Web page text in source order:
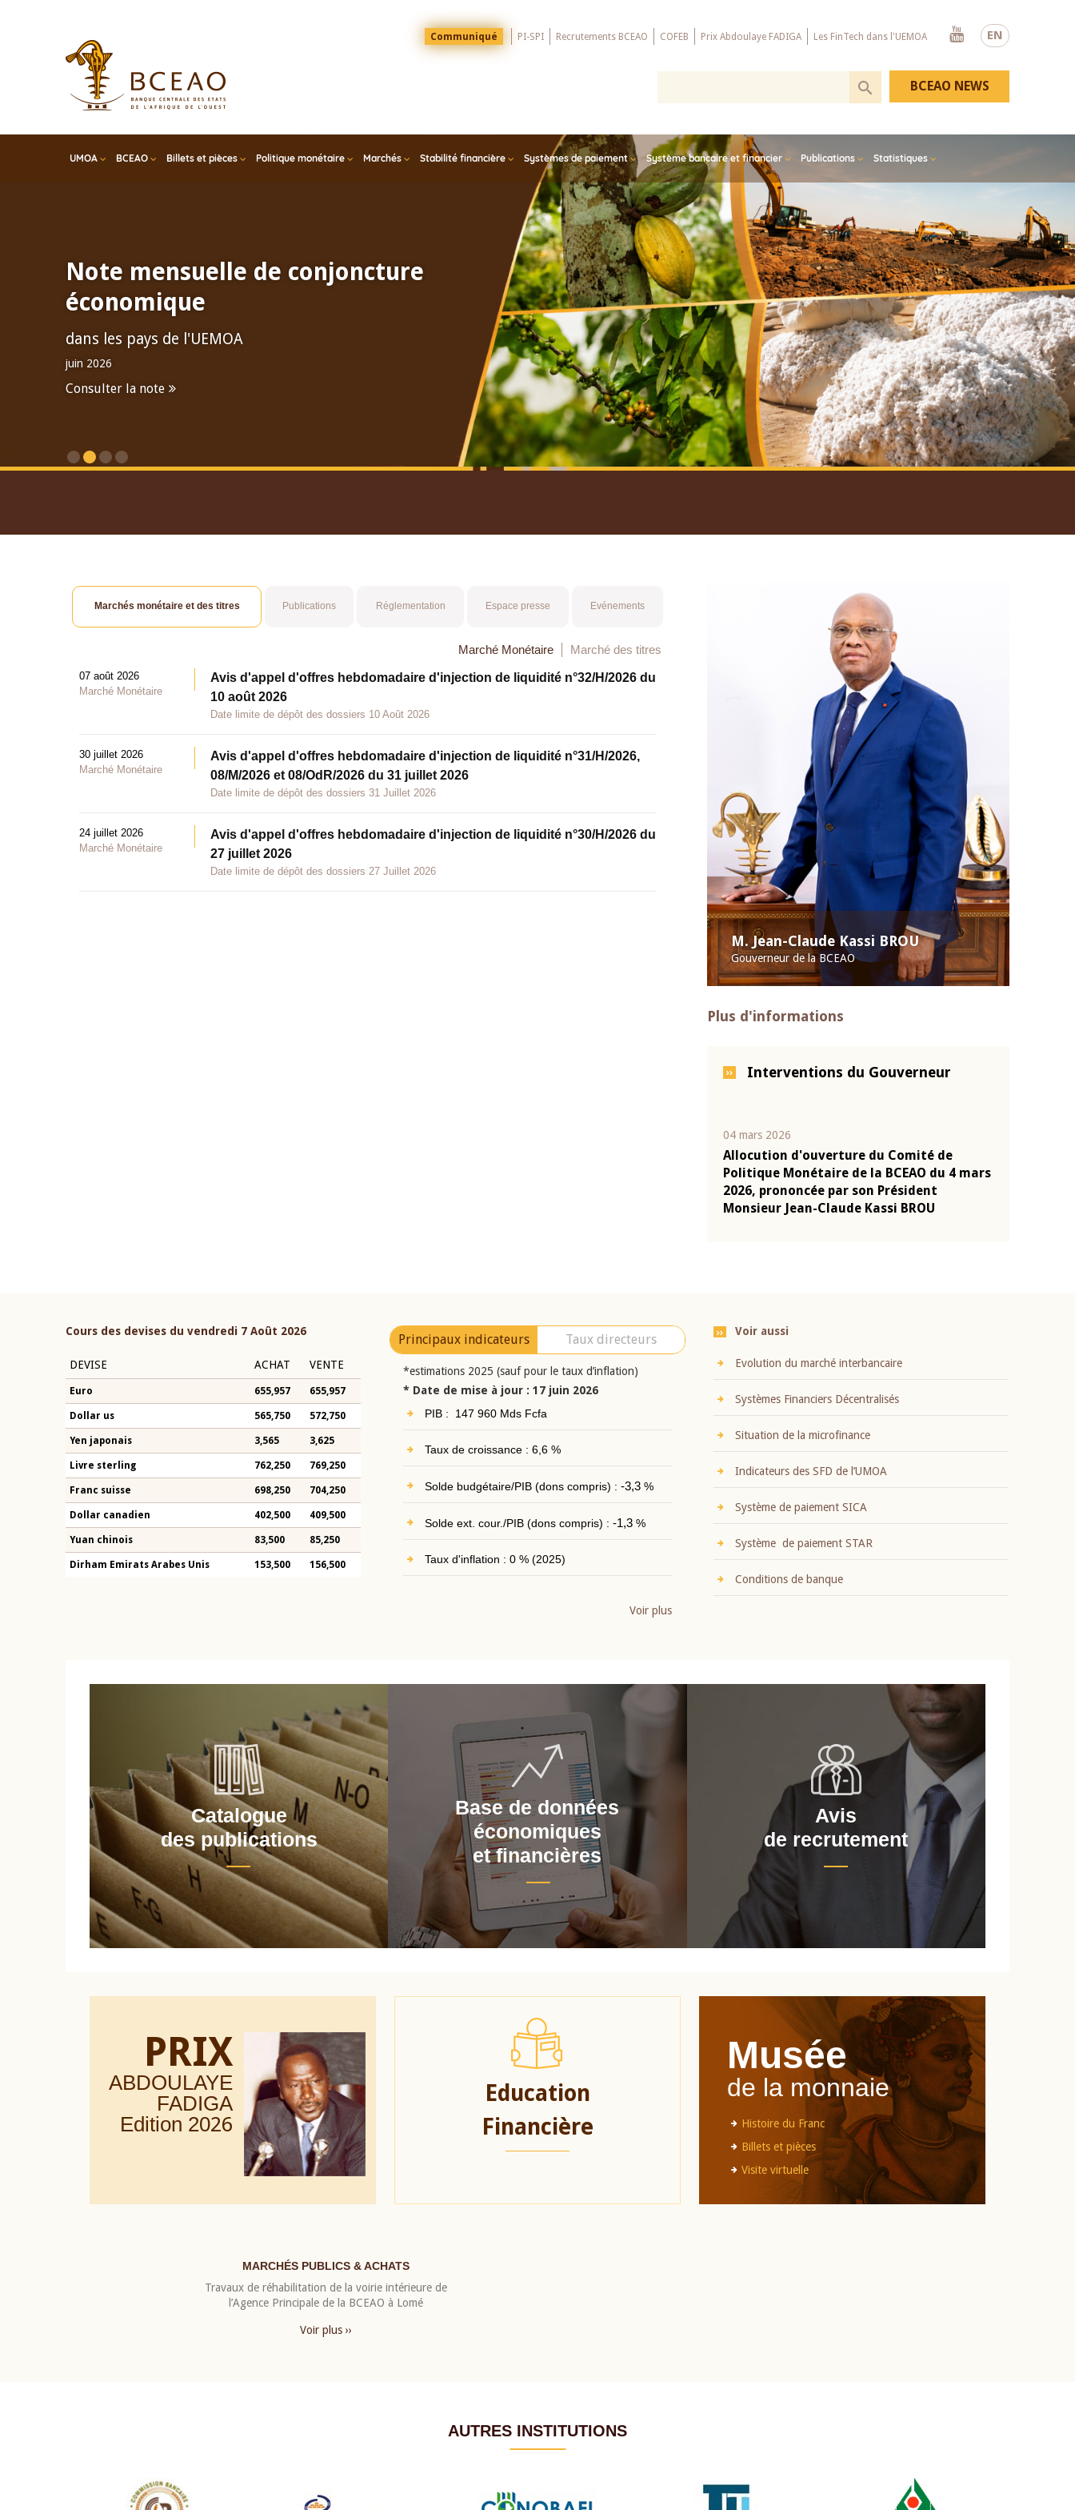
EN
Menu
Top
Communiqué PI-SPI Recrutements BCEAO COFEB Prix Abdoulaye FADIGA Les FinTech dans l'UEMOA
Youtube
UMOA BCEAO Billets et pièces Politique monétaire Marchés Stabilité financière Systèmes de paiement Système bancaire et financier Publications Statistiques
BCEAO NEWS
Note mensuelle de conjoncture
économique
dans les pays de l'UEMOA
juin 2026
Consulter la note
M. Jean-Claude Kassi BROU
Gouverneur de la BCEAO
Plus d'informations
Interventions du Gouverneur
04 mars 2026
Allocution d'ouverture du Comité de
Politique Monétaire de la BCEAO du 4 mars
2026, prononcée par son Président
Monsieur Jean-Claude Kassi BROU
Marchés monétaire et des titres Publications Réglementation Espace presse Evénements
Marché Monétaire Marché des titres
07 août 2026
Marché Monétaire
Avis d'appel d'offres hebdomadaire d'injection de liquidité n°32/H/2026 du
10 août 2026
Date limite de dépôt des dossiers 10 Août 2026
30 juillet 2026
Marché Monétaire
Avis d'appel d'offres hebdomadaire d'injection de liquidité n°31/H/2026,
08/M/2026 et 08/OdR/2026 du 31 juillet 2026
Date limite de dépôt des dossiers 31 Juillet 2026
24 juillet 2026
Marché Monétaire
Avis d'appel d'offres hebdomadaire d'injection de liquidité n°30/H/2026 du
27 juillet 2026
Date limite de dépôt des dossiers 27 Juillet 2026
Cours des devises du vendredi 7 Août 2026
DEVISE ACHAT VENTE
Euro 655,957 655,957
Dollar us 565,750 572,750
Yen japonais 3,565 3,625
Livre sterling 762,250 769,250
Franc suisse 698,250 704,250
Dollar canadien 402,500 409,500
Yuan chinois 83,500 85,250
Dirham Emirats Arabes Unis 153,500 156,500
Principaux indicateurs Taux directeurs
*estimations 2025 (sauf pour le taux d’inflation)
* Date de mise à jour : 17 juin 2026
PIB : 147 960 Mds Fcfa
Taux de croissance : 6,6 %
Solde budgétaire/PIB (dons compris) : -3,3%
Solde ext. cour./PIB (dons compris) : -1,3%
Taux d'inflation : 0 % (2025)
Voir plus
Voir aussi
Evolution du marché interbancaire
Systèmes Financiers Décentralisés
Situation de la microfinance
Indicateurs des SFD de l’UMOA
Système de paiement SICA
Système de paiement STAR
Conditions de banque
Catalogue
des publications
Base de données
économiques
et financières
Avis
de recrutement
PRIX
ABDOULAYE
FADIGA
Edition 2026
Education
Financière
Musée
de la monnaie
Histoire du Franc
Billets et pièces
Visite virtuelle
MARCHÉS PUBLICS & ACHATS
Travaux de réhabilitation de la voirie intérieure de
l’Agence Principale de la BCEAO à Lomé
Voir plus ››
AUTRES INSTITUTIONS